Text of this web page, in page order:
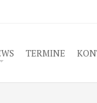
TERMINE